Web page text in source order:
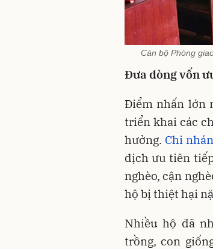
Cán bộ Phòng
Đưa dòng vốn
Điểm nhấn lớn
triển khai các
hưởng. Chi
dịch ưu tiên
nghèo, cận
hộ bị thiệt hại
Nhiều hộ đã
trồng, con